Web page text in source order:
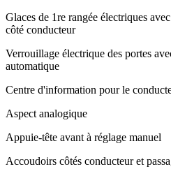
Glaces de 1re rangée électriques
côté conducteur
Verrouillage électrique des portes
automatique
Centre d'information pour le
Aspect analogique
Appuie-tête avant à réglage manuel
Accoudoirs côtés conducteur et